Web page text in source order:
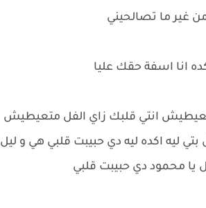
غير ما تصالحيني
انا اسفة حقك عليا
انتي قلبك زاي الفل متعيطيش
ليه اكده ليه دي حبيبت قلبي هي و ليل
يا محمود دي حبيبت قلبي